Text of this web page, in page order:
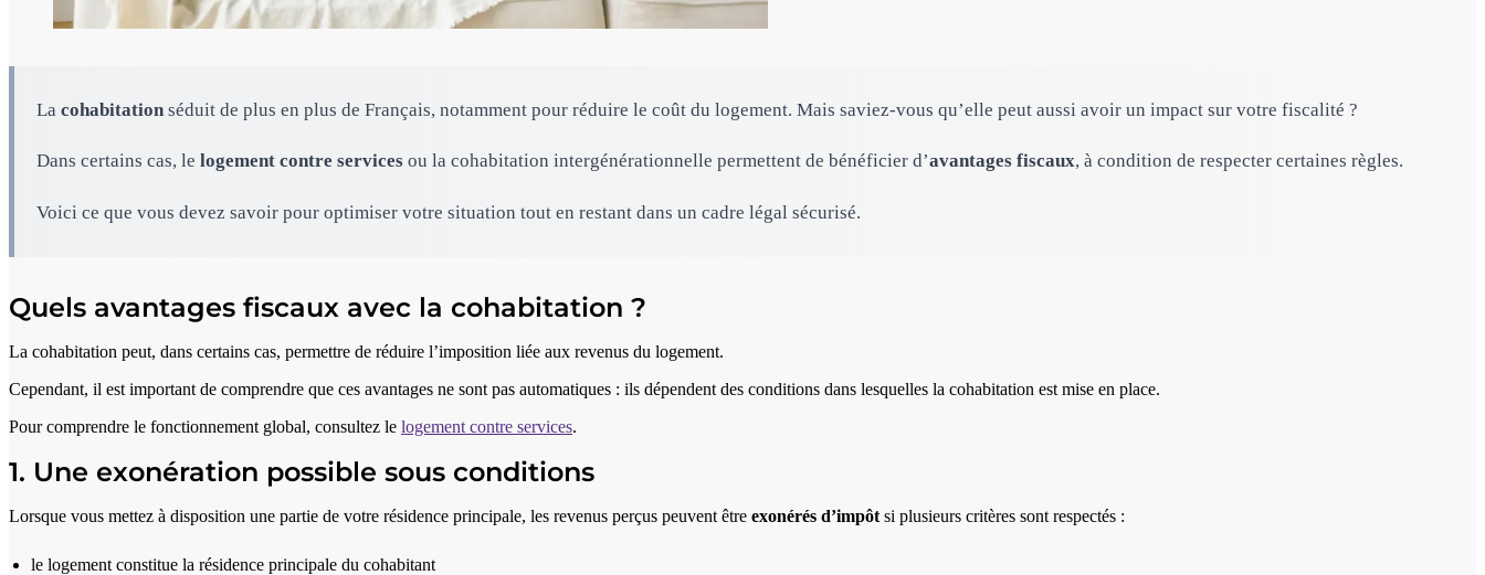
La cohabitation séduit de plus en plus de Français, notamment pour réduire le coût du logement. Mais saviez-vous qu’elle peut aussi avoir un impact sur votre fiscalité ?
Dans certains cas, le logement contre services ou la cohabitation intergénérationnelle permettent de bénéficier d’avantages fiscaux, à condition de respecter certaines règles.
Voici ce que vous devez savoir pour optimiser votre situation tout en restant dans un cadre légal sécurisé.
Quels avantages fiscaux avec la cohabitation ?
La cohabitation peut, dans certains cas, permettre de réduire l’imposition liée aux revenus du logement.
Cependant, il est important de comprendre que ces avantages ne sont pas automatiques : ils dépendent des conditions dans lesquelles la cohabitation est mise en place.
Pour comprendre le fonctionnement global, consultez le logement contre services.
1. Une exonération possible sous conditions
Lorsque vous mettez à disposition une partie de votre résidence principale, les revenus perçus peuvent être exonérés d’impôt si plusieurs critères sont respectés :
le logement constitue la résidence principale du cohabitant